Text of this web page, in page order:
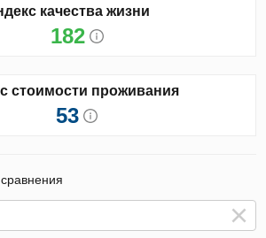
качества жизни
182
стоимости проживания
53